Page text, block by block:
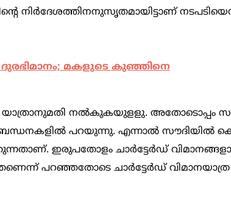
നിര്‍ദേശത്തിനനുസ‍ൃതമായിട്ടാണ്
ദുരഭിമാനം; മകളുടെ കുഞ്ഞിനെ
നല്‍കുകയുളളു. അതോടൊപ്പം
പറയുന്നു. എന്നാല്‍ സൗദിയില്‍
ഇരുപതോളം ചാര്‍ട്ടേര്‍ഡ്
പറഞ്ഞതോടെ ചാര്‍ട്ടേര്‍ഡ് വിമാനയാത്ര